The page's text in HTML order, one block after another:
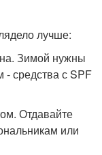
лучше:
Зимой нужны
средства с SPF
Отдавайте
или